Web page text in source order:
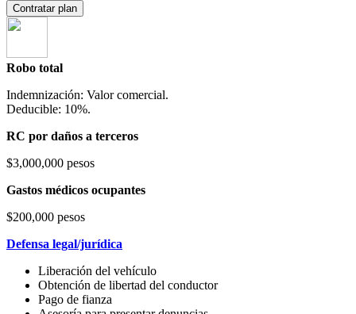
Contratar plan
Robo total
Indemnización: Valor comercial.
Deducible: 10%.
RC por daños a terceros
$3,000,000 pesos
Gastos médicos ocupantes
$200,000 pesos
Defensa legal/jurídica
Liberación del vehículo
Obtención de libertad del conductor
Pago de fianza